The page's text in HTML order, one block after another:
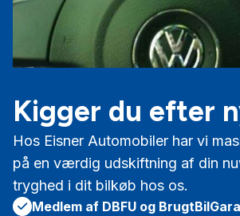
Kigger du efter
Hos Eisner Automobiler har vi
på en værdig udskiftning af din
tryghed i dit bilkøb hos os.
Medlem af DBFU og